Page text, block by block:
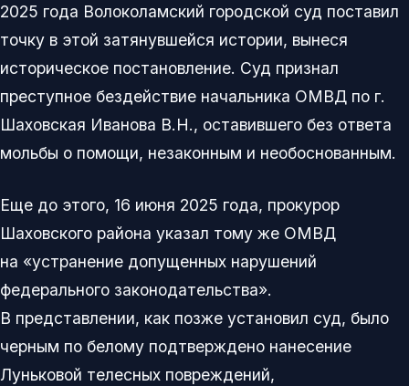
2025 года Волоколамский городской суд поставил
точку в этой затянувшейся истории, вынеся
историческое постановление. Суд признал
преступное бездействие начальника ОМВД по г.
Шаховская Иванова В.Н., оставившего без ответа
мольбы о помощи, незаконным и необоснованным.
Еще до этого, 16 июня 2025 года, прокурор
Шаховского района указал тому же ОМВД
на «устранение допущенных нарушений
федерального законодательства».
В представлении, как позже установил суд, было
черным по белому подтверждено нанесение
Луньковой телесных повреждений,